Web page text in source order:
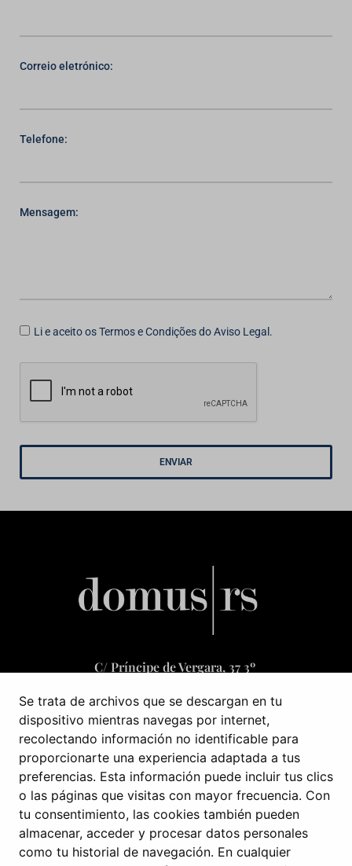
Se trata de archivos que se descargan en tu
dispositivo mientras navegas por internet,
recolectando información no identificable para
proporcionarte una experiencia adaptada a tus
preferencias. Esta información puede incluir tus clics
o las páginas que visitas con mayor frecuencia. Con
tu consentimiento, las cookies también pueden
almacenar, acceder y procesar datos personales
como tu historial de navegación. En cualquier
Correio eletrónico:
Telefone:
Mensagem:
Li e aceito os Termos e Condições do Aviso Legal.
ENVIAR
C/ Príncipe de Vergara, 37 3º
28001 Madrid, España
+34 601 519 653
infoweb@domusrs.com
Av. Colégio Militar nº37F, 4º – Torre Oriente
1500-180 Lisboa, Portugal